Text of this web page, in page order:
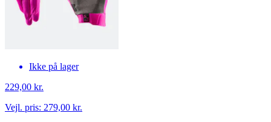
Ikke på lager
229,00 kr.
Vejl. pris: 279,00 kr.